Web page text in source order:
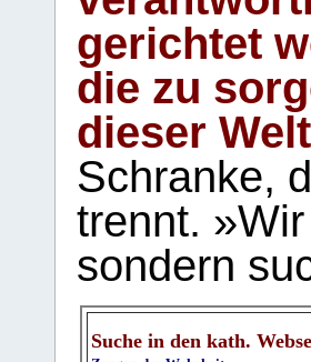
gerichtet
die zu
dieser
Schranke,
trennt.
sondern
Suche in den kath.